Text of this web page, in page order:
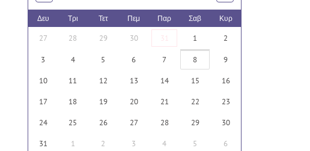
Δευ Τρι Τετ Πεμ Παρ Σαβ Κυρ
27 28 29 30 31 1 2
3 4 5 6 7 8 9
10 11 12 13 14 15 16
17 18 19 20 21 22 23
24 25 26 27 28 29 30
31 1 2 3 4 5 6